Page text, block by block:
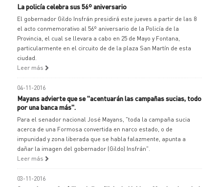
La policía celebra sus 56º aniversario
El gobernador Gildo Insfrán presidirá este jueves a partir de las 8
el acto conmemorativo al 56º aniversario de la Policía de la
Provincia, el cual se llevara a cabo en 25 de Mayo y Fontana,
particularmente en el circuito de de la plaza San Martín de esta
ciudad.
Leer más
04-11-2016
Mayans advierte que se "acentuarán las campañas sucias, todo
por una banca más".
Para el senador nacional José Mayans, "toda la campaña sucia
acerca de una Formosa convertida en narco estado, o de
impunidad y zona liberada que se habla falazmente, apunta a
dañar la imagen del gobernador (Gildo) Insfrán".
Leer más
03-11-2016